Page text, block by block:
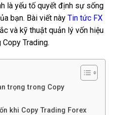
là yếu tố quyết định sự sống
bạn. Bài viết này Tin tức FX
và kỹ thuật quản lý vốn hiệu
Trading.
trọng trong Copy
khi Copy Trading Forex